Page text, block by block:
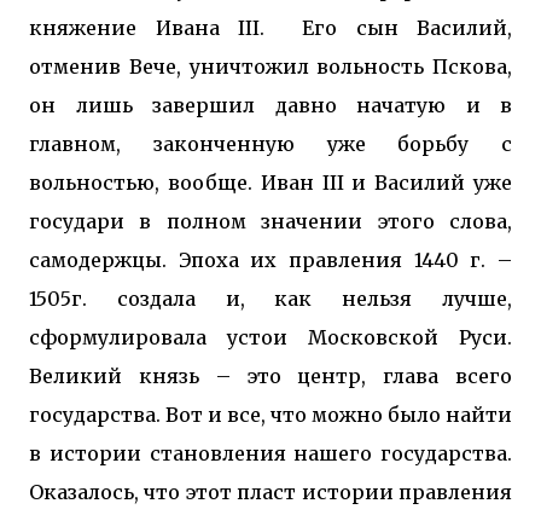
княжение Ивана III. Его сын Василий,
отменив Вече, уничтожил вольность Пскова,
он лишь завершил давно начатую и в
главном, законченную уже борьбу с
вольностью, вообще. Иван III и Василий уже
государи в полном значении этого слова,
самодержцы. Эпоха их правления 1440 г. –
1505г. создала и, как нельзя лучше,
сформулировала устои Московской Руси.
Великий князь – это центр, глава всего
государства. Вот и все, что можно было найти
в истории становления нашего государства.
Оказалось, что этот пласт истории правления